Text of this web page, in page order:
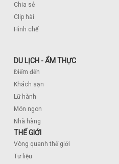
Chia sẻ
Clip hài
Hình chế
DU LỊCH - ẨM THỰC
Điểm đến
Khách sạn
Lữ hành
Món ngon
Nhà hàng
THẾ GIỚI
Vòng quanh thế giới
Tư liệu